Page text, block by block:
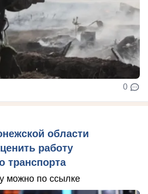
0
области
работу
транспорта
можно по ссылке